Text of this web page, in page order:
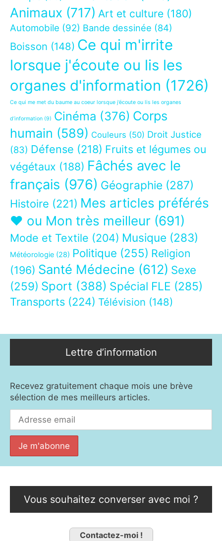
Animaux (717) Art et culture (180)
Automobile (92) Bande dessinée (84)
Boisson (148) Ce qui m'irrite
lorsque j'écoute ou lis les
organes d'information (1726)
Ce qui me met du baume au coeur lorsque j’écoute ou lis les organes
d’information (9) Cinéma (376) Corps
humain (589) Couleurs (50) Droit Justice
(83) Défense (218) Fruits et légumes ou
végétaux (188) Fâchés avec le
français (976) Géographie (287)
Histoire (221) Mes articles préférés
❤ ou Mon très meilleur (691)
Mode et Textile (204) Musique (283)
Météorologie (28) Politique (255) Religion
(196) Santé Médecine (612) Sexe
(259) Sport (388) Spécial FLE (285)
Transports (224) Télévision (148)
Lettre d’information
Recevez gratuitement chaque mois une brève
sélection de mes meilleurs articles.
Vous souhaitez converser avec moi ?
Contactez-moi !